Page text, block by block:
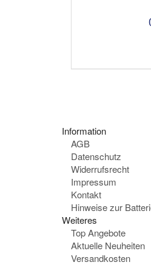
Information
AGB
Datenschutz
Widerrufsrecht
Impressum
Kontakt
Hinweise zur
Weiteres
Top Angebote
Aktuelle Neuheiten
Versandkosten